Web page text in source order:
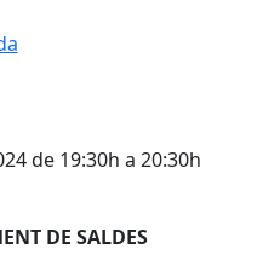
de 19:30h a 20:30h
DE SALDES